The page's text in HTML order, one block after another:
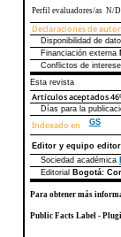
Perfil evaluadores/as N/D
Declaraciones de
Declaraciones de autoría
Disponibilidad de
Financiación externa
Conflictos de
Esta revista
Artículos aceptados
Días para la
Indexado en GS
Editor y equipo
Sociedad académica
Editorial
Bogotá:
Para obtener más
Public Facts Label -